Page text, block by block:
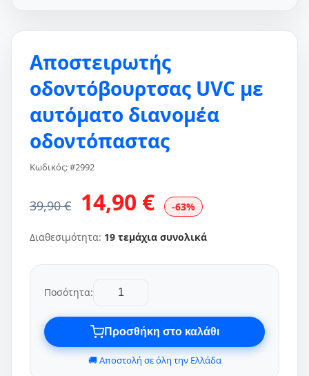
Αποστειρωτής
οδοντόβουρτσας UVC με
αυτόματο διανομέα
οδοντόπαστας
Κωδικός: #2992
39,90 € 14,90 € -63%
Διαθεσιμότητα: 19 τεμάχια συνολικά
Ποσότητα:
Προσθήκη στο καλάθι
🚚 Αποστολή σε όλη την Ελλάδα